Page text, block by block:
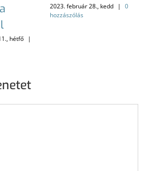
hétfő |
2023. február 28., kedd |
0
hozzászólás